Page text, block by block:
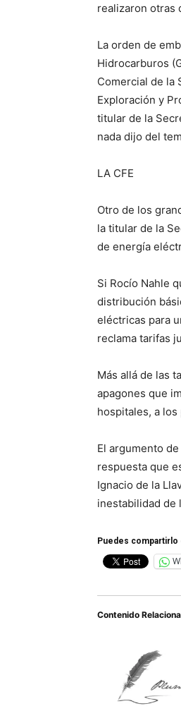
realizaron otras
La orden de
Hidrocarburos
Comercial de la
Exploración y
titular de la
nada dijo del
LA CFE
Otro de los
la titular de la
de energía
Si Rocío Nahle
distribución
eléctricas para
reclama tarifas
Más allá de las
apagones que
hospitales, a
El argumento
respuesta que
Ignacio de la
inestabilidad de
Puedes compartirlo
Contenido